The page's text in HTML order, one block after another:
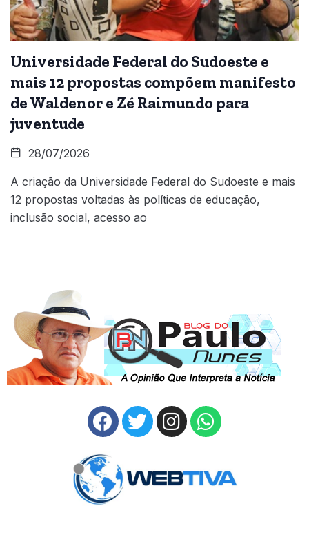
Universidade Federal do Sudoeste e
mais 12 propostas compõem manifesto
de Waldenor e Zé Raimundo para
juventude
28/07/2026
A criação da Universidade Federal do Sudoeste e mais
12 propostas voltadas às políticas de educação,
inclusão social, acesso ao